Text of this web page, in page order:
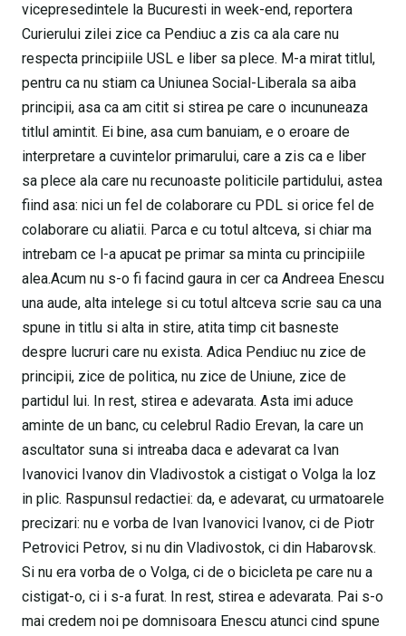
vicepresedintele la Bucuresti in week-end, reportera
Curierului zilei zice ca Pendiuc a zis ca ala care nu
respecta principiile USL e liber sa plece. M-a mirat titlul,
pentru ca nu stiam ca Uniunea Social-Liberala sa aiba
principii, asa ca am citit si stirea pe care o incununeaza
titlul amintit. Ei bine, asa cum banuiam, e o eroare de
interpretare a cuvintelor primarului, care a zis ca e liber
sa plece ala care nu recunoaste politicile partidului, astea
fiind asa: nici un fel de colaborare cu PDL si orice fel de
colaborare cu aliatii. Parca e cu totul altceva, si chiar ma
intrebam ce l-a apucat pe primar sa minta cu principiile
alea.Acum nu s-o fi facind gaura in cer ca Andreea Enescu
una aude, alta intelege si cu totul altceva scrie sau ca una
spune in titlu si alta in stire, atita timp cit basneste
despre lucruri care nu exista. Adica Pendiuc nu zice de
principii, zice de politica, nu zice de Uniune, zice de
partidul lui. In rest, stirea e adevarata. Asta imi aduce
aminte de un banc, cu celebrul Radio Erevan, la care un
ascultator suna si intreaba daca e adevarat ca Ivan
Ivanovici Ivanov din Vladivostok a cistigat o Volga la loz
in plic. Raspunsul redactiei: da, e adevarat, cu urmatoarele
precizari: nu e vorba de Ivan Ivanovici Ivanov, ci de Piotr
Petrovici Petrov, si nu din Vladivostok, ci din Habarovsk.
Si nu era vorba de o Volga, ci de o bicicleta pe care nu a
cistigat-o, ci i s-a furat. In rest, stirea e adevarata. Pai s-o
mai credem noi pe domnisoara Enescu atunci cind spune